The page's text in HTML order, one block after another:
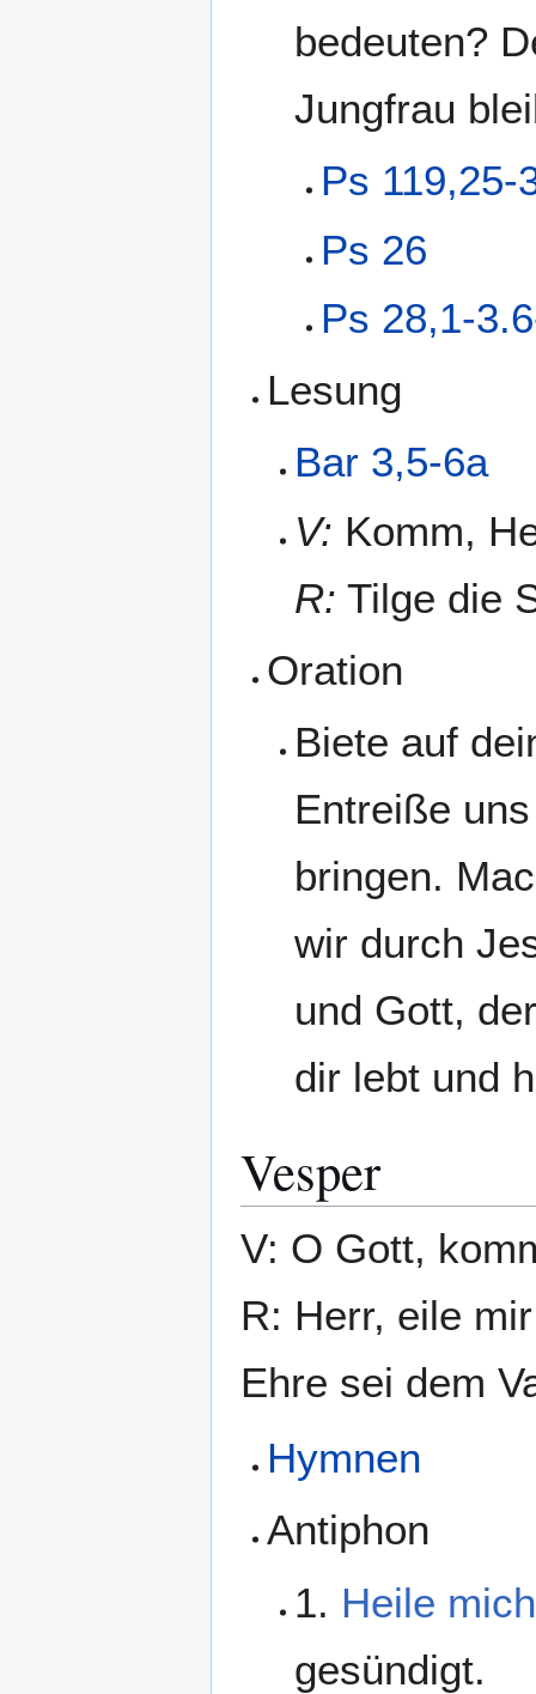
bedeuten?
Jungfrau
Ps 119,25-
Ps 26
Ps 28,1-
Lesung
Bar 3,5-6a
V: Komm,
R: Tilge die
Oration
Biete auf
Entreiße
bringen.
wir durch
und Gott,
dir lebt und
Vesper
V: O Gott,
R: Herr, eile
Ehre sei dem
Hymnen
Antiphon
1. Heile
gesündigt.